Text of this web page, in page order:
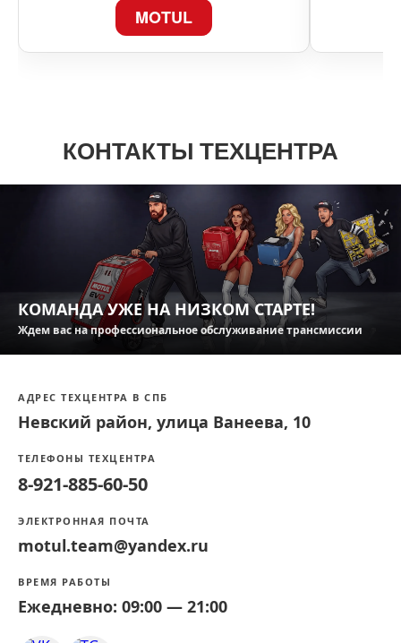
MOTUL
КОНТАКТЫ ТЕХЦЕНТРА
КОМАНДА УЖЕ НА НИЗКОМ СТАРТЕ!
Ждем вас на профессиональное обслуживание трансмиссии
АДРЕС ТЕХЦЕНТРА В СПБ
Невский район, улица Ванеева, 10
ТЕЛЕФОНЫ ТЕХЦЕНТРА
8-921-885-60-50
ЭЛЕКТРОННАЯ ПОЧТА
motul.team@yandex.ru
ВРЕМЯ РАБОТЫ
Ежедневно: 09:00 — 21:00